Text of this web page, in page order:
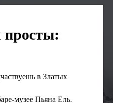
просты:
в Златых
музее Пьяна Ель.